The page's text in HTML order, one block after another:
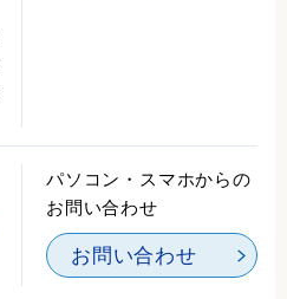
パソコン・スマホからの
お問い合わせ
お問い合わせ